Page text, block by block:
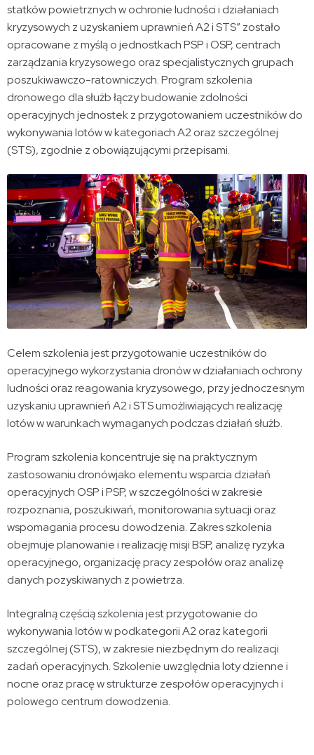
statków powietrznych w ochronie ludności i działaniach
kryzysowych z uzyskaniem uprawnień A2 i STS” zostało
opracowane z myślą o jednostkach PSP i OSP, centrach
zarządzania kryzysowego oraz specjalistycznych grupach
poszukiwawczo-ratowniczych. Program szkolenia
dronowego dla służb łączy budowanie zdolności
operacyjnych jednostek z przygotowaniem uczestników do
wykonywania lotów w kategoriach A2 oraz szczególnej
(STS), zgodnie z obowiązującymi przepisami.
Celem szkolenia jest przygotowanie uczestników do
operacyjnego wykorzystania dronów w działaniach ochrony
ludności oraz reagowania kryzysowego, przy jednoczesnym
uzyskaniu uprawnień A2 i STS umożliwiających realizację
lotów w warunkach wymaganych podczas działań służb.
Program szkolenia koncentruje się na praktycznym
zastosowaniu dronówjako elementu wsparcia działań
operacyjnych OSP i PSP, w szczególności w zakresie
rozpoznania, poszukiwań, monitorowania sytuacji oraz
wspomagania procesu dowodzenia. Zakres szkolenia
obejmuje planowanie i realizację misji BSP, analizę ryzyka
operacyjnego, organizację pracy zespołów oraz analizę
danych pozyskiwanych z powietrza.
Integralną częścią szkolenia jest przygotowanie do
wykonywania lotów w podkategorii A2 oraz kategorii
szczególnej (STS), w zakresie niezbędnym do realizacji
zadań operacyjnych. Szkolenie uwzględnia loty dzienne i
nocne oraz pracę w strukturze zespołów operacyjnych i
polowego centrum dowodzenia.